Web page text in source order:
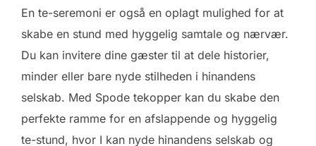
En te-seremoni er også en oplagt mulighed for at
skabe en stund med hyggelig samtale og nærvær.
Du kan invitere dine gæster til at dele historier,
minder eller bare nyde stilheden i hinandens
selskab. Med Spode tekopper kan du skabe den
perfekte ramme for en afslappende og hyggelig
te-stund, hvor I kan nyde hinandens selskab og